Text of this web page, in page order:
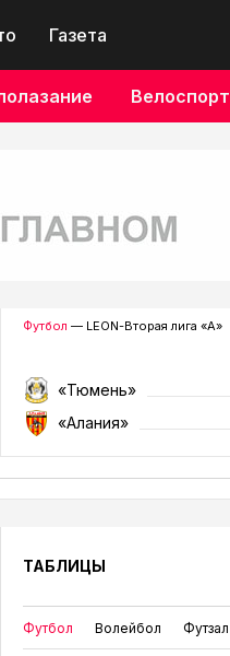
Газета
Велоспорт
Футбол — LEON-Вторая лига «А»
«Тюмень»
«Алания»
ТАБЛИЦЫ
Футбол Волейбол Футзал